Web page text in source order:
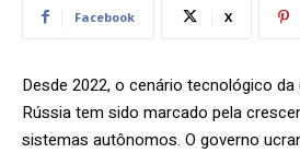
Facebook X
Desde 2022, o cenário tecnológico da
Rússia tem sido marcado pela
sistemas autônomos. O governo